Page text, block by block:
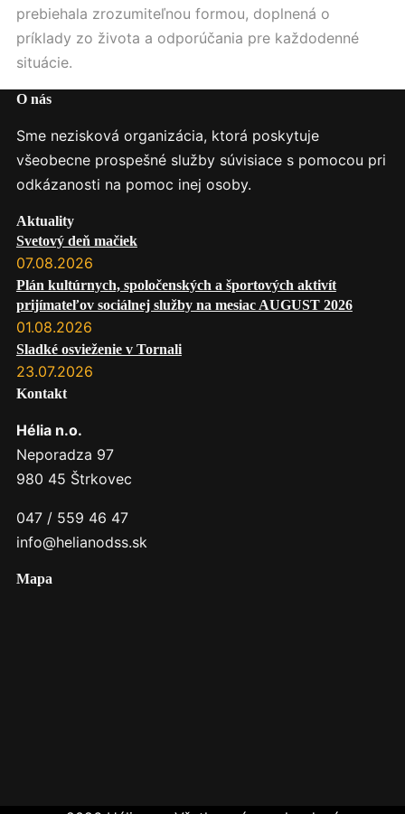
prebiehala zrozumiteľnou formou, doplnená o
príklady zo života a odporúčania pre každodenné
situácie.
O nás
Sme nezisková organizácia, ktorá poskytuje
všeobecne prospešné služby súvisiace s pomocou pri
odkázanosti na pomoc inej osoby.
Aktuality
Svetový deň mačiek
07.08.2026
Plán kultúrnych, spoločenských a športových aktivít
prijímateľov sociálnej služby na mesiac AUGUST 2026
01.08.2026
Sladké osvieženie v Tornali
23.07.2026
Kontakt
Hélia n.o.
Neporadza 97
980 45 Štrkovec
047 / 559 46 47
info@helianodss.sk
Mapa